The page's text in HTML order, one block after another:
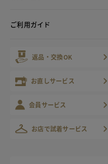
ご利用ガイド
返品・交換OK
お直しサービス
会員サービス
お店で試着サービス